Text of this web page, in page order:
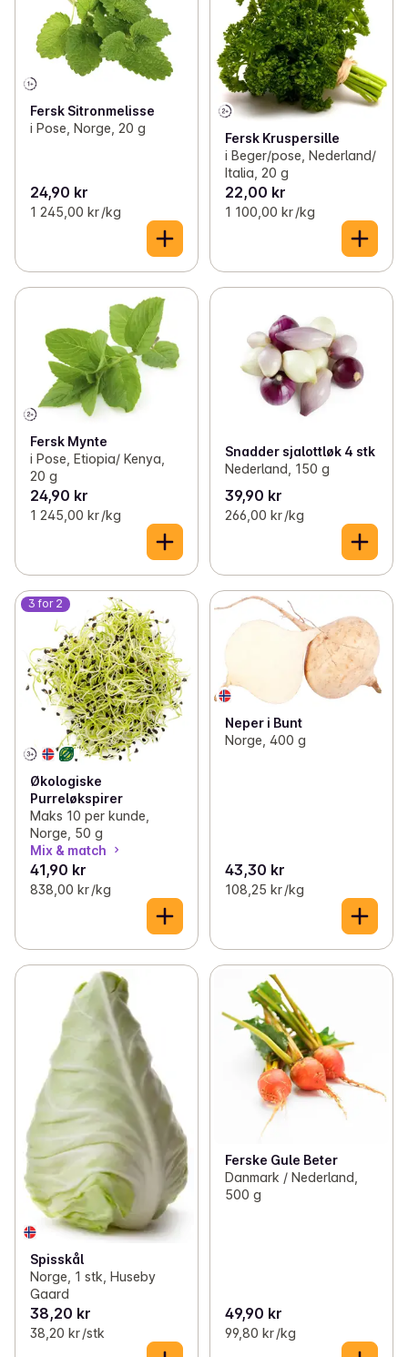
Fersk Sitronmelisse
i Pose, Norge, 20 g
24,90 kr
1 245,00 kr /kg
Fersk Kruspersille
i Beger/pose, Nederland/
Italia, 20 g
22,00 kr
1 100,00 kr /kg
Fersk Mynte
i Pose, Etiopia/ Kenya,
20 g
24,90 kr
1 245,00 kr /kg
Snadder sjalottløk 4 stk
Nederland, 150 g
39,90 kr
266,00 kr /kg
3 for 2
Økologiske
Purreløkspirer
Maks 10 per kunde,
Norge, 50 g
Mix & match
41,90 kr
838,00 kr /kg
Neper i Bunt
Norge, 400 g
43,30 kr
108,25 kr /kg
Spisskål
Norge, 1 stk, Huseby
Gaard
38,20 kr
38,20 kr /stk
Ferske Gule Beter
Danmark / Nederland,
500 g
49,90 kr
99,80 kr /kg